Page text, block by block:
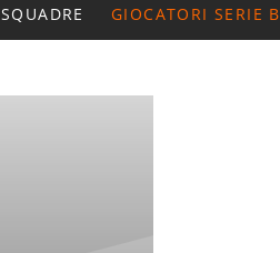
SQUADRE GIOCATORI SERIE B